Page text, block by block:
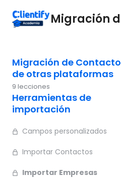
Migración
Migración de
de otras plataformas
9 lecciones
Herramientas de
importación
Campos personalizados
Importar Contactos
Importar Empresas